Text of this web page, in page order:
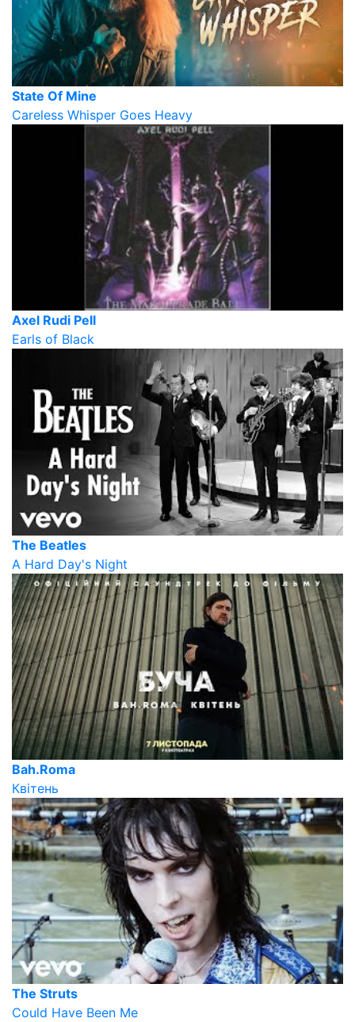
State Of Mine
Careless Whisper Goes Heavy
Axel Rudi Pell
Earls of Black
The Beatles
A Hard Day's Night
Bah.Roma
Квітень
The Struts
Could Have Been Me